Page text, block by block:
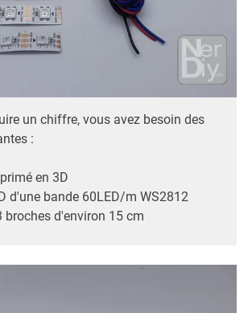
un chiffre, vous avez besoin des
:
en 3D
d'une bande 60LED/m WS2812
broches d'environ 15 cm